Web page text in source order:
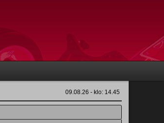
09.08.26 - klo: 14.45